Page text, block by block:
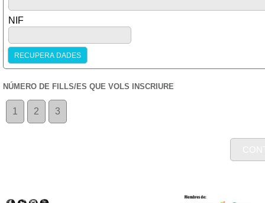
NIF
NÚMERO DE FILLS/ES QUE VOLS INSCRIURE
1 2 3